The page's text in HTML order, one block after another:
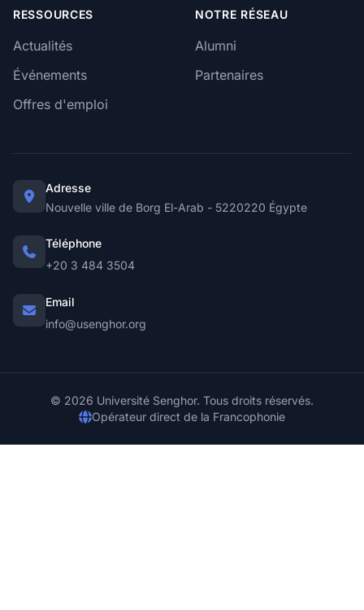
RESSOURCES
Actualités
Événements
Offres d'emploi
NOTRE RÉSEAU
Alumni
Partenaires
Adresse
Nouvelle ville de Borg El-Arab - 5220220 Égypte
Téléphone
+20 3 484 3504
Email
info@usenghor.org
© 2026 Université Senghor. Tous droits réservés.
Opérateur direct de la Francophonie